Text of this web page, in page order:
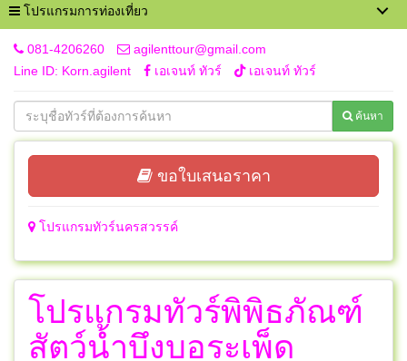
โปรแกรมการท่องเที่ยว
081-4206260
agilenttour@gmail.com
Line ID: Korn.agilent
เอเจนท์ ทัวร์ เอเจนท์ ทัวร์
ค้นหา
ขอใบเสนอราคา
โปรแกรมทัวร์นครสวรรค์
โปรแกรมทัวร์พิพิธภัณฑ์
สัตว์น้ำบึงบอระเพ็ด